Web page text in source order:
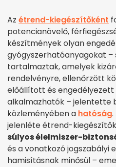
Az étrend-kiegészítőként
potencianövelő,
készítmények olyan
gyógyszerhatóanyagokat –
tartalmaztak, amelyek
rendelvényre, ellenőrzött
előállított és engedélyezett
alkalmazhatók – jelentette
közleményében a hatóság
jelenléte étrend-
súlyos élelmiszer-
és a vonatkozó jogszabályi
hamisításnak minősül –